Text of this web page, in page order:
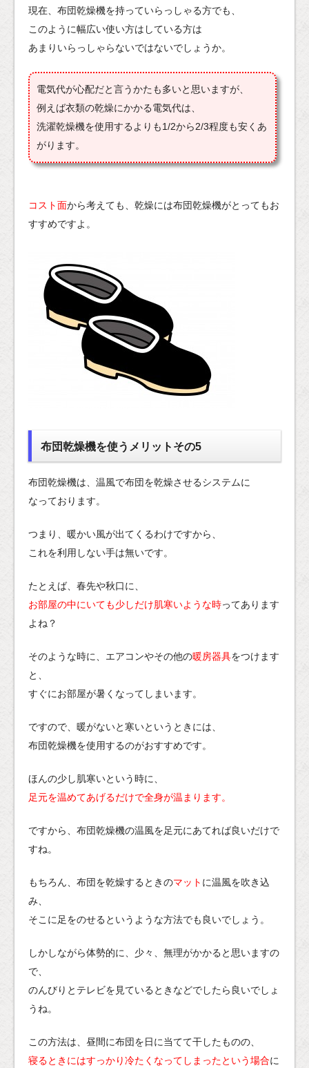
現在、布団乾燥機を持っていらっしゃる方でも、
このように幅広い使い方はしている方は
あまりいらっしゃらないではないでしょうか。
電気代が心配だと言うかたも多いと思いますが、
例えば衣類の乾燥にかかる電気代は、
洗濯乾燥機を使用するよりも1/2から2/3程度も安くあ
がります。
コスト面から考えても、乾燥には布団乾燥機がとってもお
すすめですよ。
布団乾燥機を使うメリットその5
布団乾燥機は、温風で布団を乾燥させるシステムに
なっております。
つまり、暖かい風が出てくるわけですから、
これを利用しない手は無いです。
たとえば、春先や秋口に、
お部屋の中にいても少しだけ肌寒いような時ってあります
よね？
そのような時に、エアコンやその他の暖房器具をつけます
と、
すぐにお部屋が暑くなってしまいます。
ですので、暖がないと寒いというときには、
布団乾燥機を使用するのがおすすめです。
ほんの少し肌寒いという時に、
足元を温めてあげるだけで全身が温まります。
ですから、布団乾燥機の温風を足元にあてれば良いだけで
すね。
もちろん、布団を乾燥するときのマット に温風を吹き込
み、
そこに足をのせるというような方法でも良いでしょう。
しかしながら体勢的に、少々、無理がかかると思いますの
で、
のんびりとテレビを見ているときなどでしたら良いでしょ
うね。
この方法は、昼間に布団を日に当てて干したものの、
寝るときにはすっかり冷たくなってしまったという場合に